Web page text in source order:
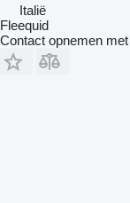
Italië
Fleequid
Contact opnemen